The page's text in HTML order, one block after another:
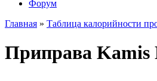
Форум
Главная » Таблица калорийности
Приправа Kamis